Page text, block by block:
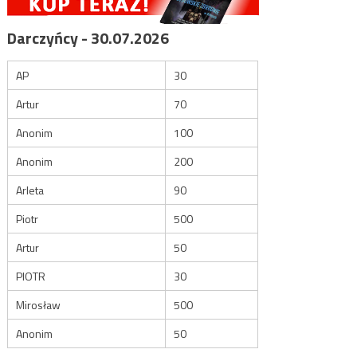
Darczyńcy - 30.07.2026
AP
30
Artur
70
Anonim
100
Anonim
200
Arleta
90
Piotr
500
Artur
50
PIOTR
30
Mirosław
500
Anonim
50